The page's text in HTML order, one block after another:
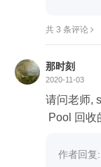
共 3 条评论
那时刻
2020-11-03
请问老师,
Pool 回收
作者回复